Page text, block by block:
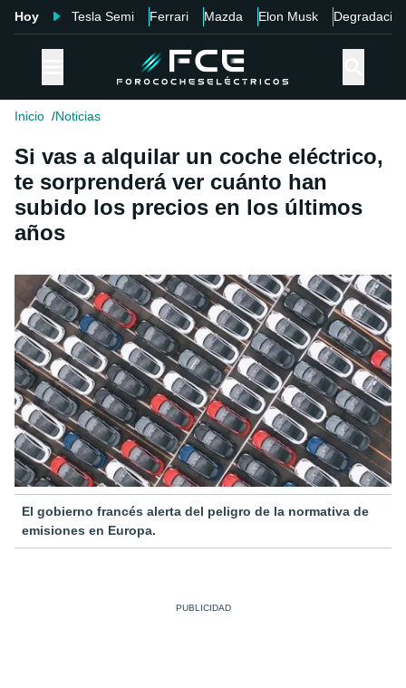
Hoy Tesla Semi Ferrari Mazda Elon Musk Degradación
Inicio Noticias
Si vas a alquilar un coche eléctrico,
te sorprenderá ver cuánto han
subido los precios en los últimos
años
El gobierno francés alerta del peligro de la normativa de
emisiones en Europa.